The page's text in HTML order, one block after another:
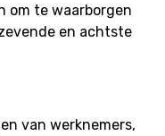
om te waarborgen
en achtste
van werknemers,